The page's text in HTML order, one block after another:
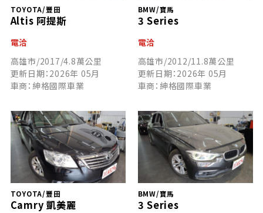
TOYOTA/豐田
Altis 阿提斯
電洽
高雄市/2017/4.8萬公里
更新日期：2026年 05月
車商：紳格國際車業
BMW/寶馬
3 Series
電洽
高雄市/2012/11.8萬公里
更新日期：2026年 05月
車商：紳格國際車業
TOYOTA/豐田
Camry 凱美麗
BMW/寶馬
3 Series